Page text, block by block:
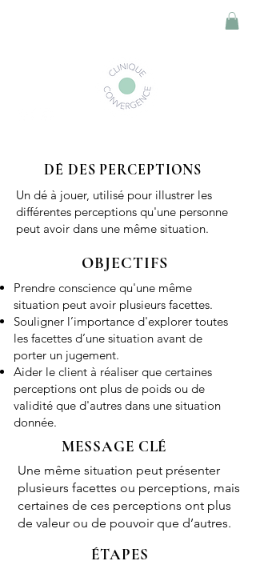
DÉ DES PERCEPTIONS
Un dé à jouer, utilisé pour illustrer les
différentes perceptions qu'une personne
peut avoir dans une même situation.
OBJECTIFS
Prendre conscience qu'une même
situation peut avoir plusieurs facettes.
Souligner l’importance d'explorer toutes
les facettes d’une situation avant de
porter un jugement.
Aider le client à réaliser que certaines
perceptions ont plus de poids ou de
validité que d'autres dans une situation
donnée.
MESSAGE CLÉ
Une même situation peut présenter
plusieurs facettes ou perceptions, mais
certaines de ces perceptions ont plus
de valeur ou de pouvoir que d’autres.
ÉTAPES